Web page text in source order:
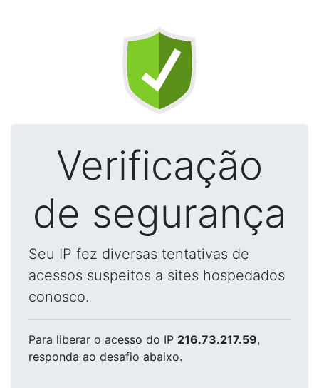
Verificação
de segurança
Seu IP fez diversas tentativas de
acessos suspeitos a sites hospedados
conosco.
Para liberar o acesso do IP 216.73.217.59,
responda ao desafio abaixo.